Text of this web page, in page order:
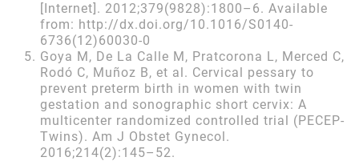
[Internet]. 2012;379(9828):1800–6. Available
from: http://dx.doi.org/10.1016/S0140-
6736(12)60030-0
Goya M, De La Calle M, Pratcorona L, Merced C,
Rodó C, Muñoz B, et al. Cervical pessary to
prevent preterm birth in women with twin
gestation and sonographic short cervix: A
multicenter randomized controlled trial (PECEP-
Twins). Am J Obstet Gynecol.
2016;214(2):145–52.